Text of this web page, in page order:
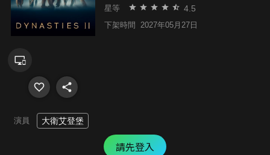
星等 4.5
下架時間 2027年05月27日
演員 大衛艾登堡
請先登入